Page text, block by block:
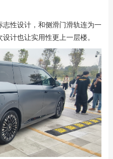
性设计，和侧滑门滑轨连为一
计也让实用性更上一层楼。